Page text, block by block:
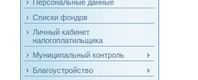
Персональные данные
Списки фондов
Личный кабинет
налогоплатильщика
Муниципальный контроль
Благоустройство